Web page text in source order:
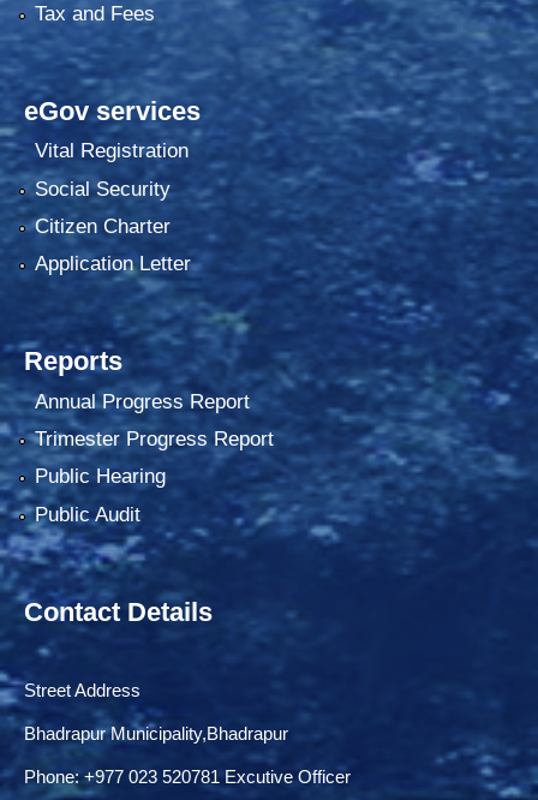
Tax and Fees
eGov services
Vital Registration
Social Security
Citizen Charter
Application Letter
Reports
Annual Progress Report
Trimester Progress Report
Public Hearing
Public Audit
Contact Details
Street Address
Bhadrapur Municipality,Bhadrapur
Phone: ‌+977 023 520781 Excutive Officer